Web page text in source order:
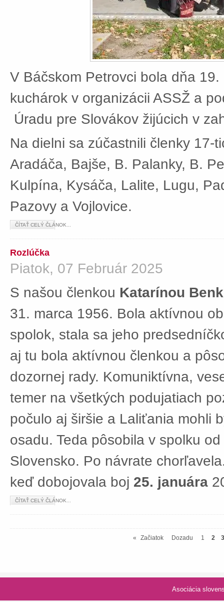
V Báčskom Petrovci bola dňa
kuchárok v organizácii ASSŽ a
Úradu pre Slovákov žijúcich v
Na dielni sa zúčastnili členky 17-
Aradáča, Bajše, B. Palanky, B.
Kulpína, Kysáča, Lalite, Lugu,
Pazovy a Vojlovice.
ČÍTAŤ CELÝ ČLÁNOK...
Rozlúčka
Piatok, 07 Február 2025
S našou členkou Katarínou
31. marca 1956. Bola aktívnou
spolok, stala sa jeho
aj tu bola aktívnou členkou a
dozornej rady. Komuniktívna,
temer na všetkých podujatiach
počulo aj širšie a Laliťania mohli
osadu. Teda pôsobila v spolku
Slovensko. Po návrate
keď dobojovala boj 25. januára
ČÍTAŤ CELÝ ČLÁNOK...
« Začiatok Dozadu 1 2 3
Asociácia slovenských